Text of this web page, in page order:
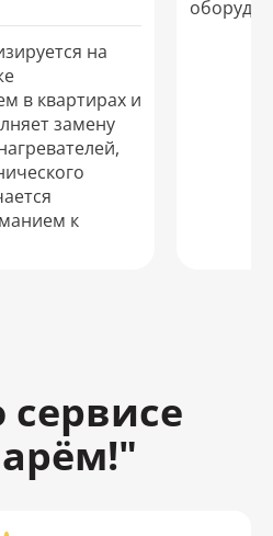
на
в квартирах и
замену
к